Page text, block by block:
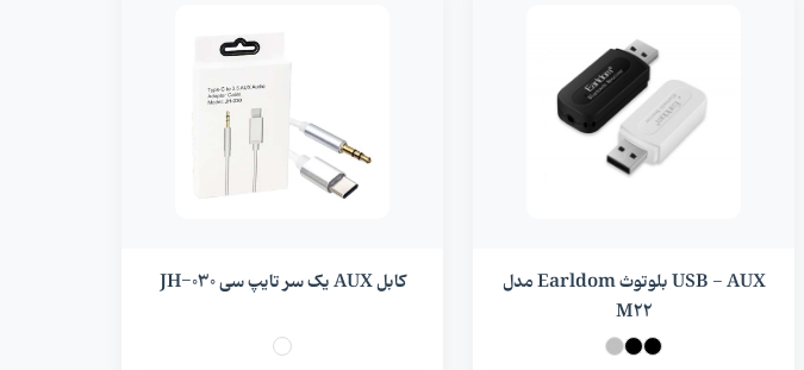
USB - AUX بلوتوث Earldom مدل
M22
کابل AUX یک سر تایپ سی JH-030